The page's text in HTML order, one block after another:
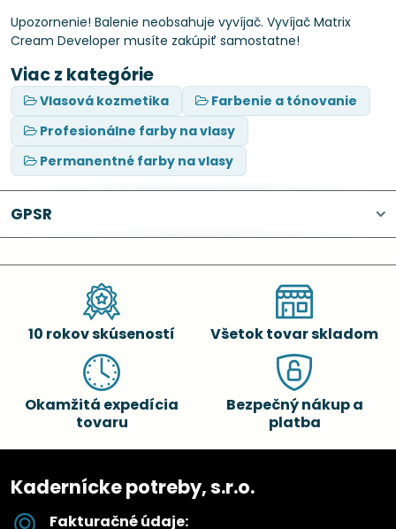
Upozornenie! Balenie neobsahuje vyvíjač. Vyvíjač Matrix
Cream Developer musíte zakúpiť samostatne!
Viac z kategórie
Vlasová kozmetika
Farbenie a tónovanie
Profesionálne farby na vlasy
Permanentné farby na vlasy
GPSR
10 rokov skúseností Všetok tovar skladom
Okamžitá expedícia
tovaru
Bezpečný nákup a
platba
Kadernícke potreby, s.r.o.
Fakturačné údaje: